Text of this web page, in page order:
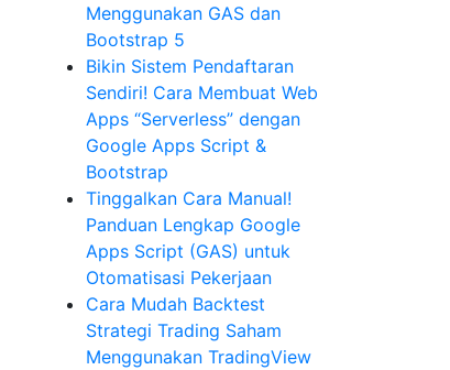
Menggunakan GAS dan
Bootstrap 5
Bikin Sistem Pendaftaran
Sendiri! Cara Membuat Web
Apps “Serverless” dengan
Google Apps Script &
Bootstrap
Tinggalkan Cara Manual!
Panduan Lengkap Google
Apps Script (GAS) untuk
Otomatisasi Pekerjaan
Cara Mudah Backtest
Strategi Trading Saham
Menggunakan TradingView